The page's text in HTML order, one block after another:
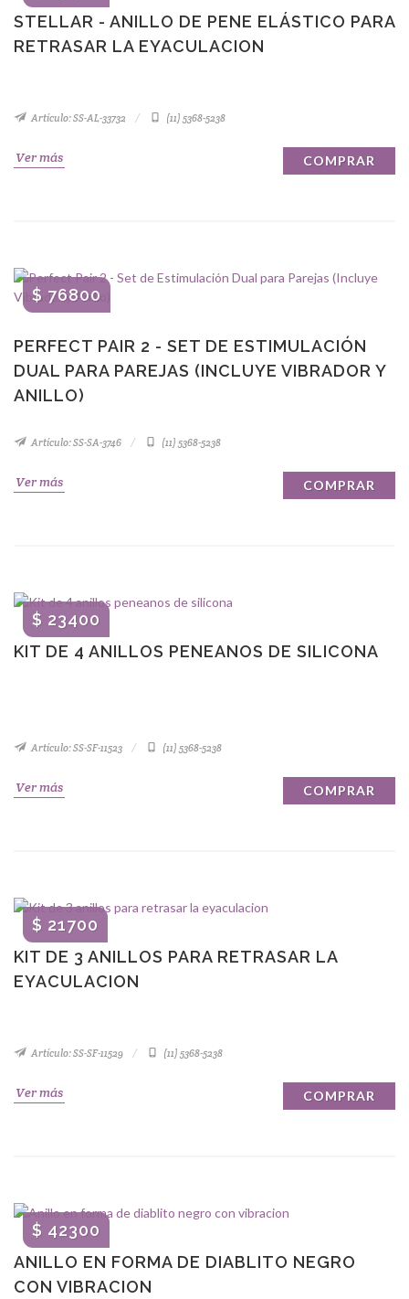
STELLAR - ANILLO DE PENE ELÁSTICO PARA
RETRASAR LA EYACULACION
Artículo: SS-AL-33732 (11) 5368-5238
Ver más COMPRAR
PERFECT PAIR 2 - SET DE ESTIMULACIÓN
DUAL PARA PAREJAS (INCLUYE VIBRADOR Y
ANILLO)
$ 76800
Artículo: SS-SA-3746 (11) 5368-5238
Ver más COMPRAR
KIT DE 4 ANILLOS PENEANOS DE SILICONA
$ 23400
Artículo: SS-SF-11523 (11) 5368-5238
Ver más COMPRAR
KIT DE 3 ANILLOS PARA RETRASAR LA
EYACULACION
$ 21700
Artículo: SS-SF-11529 (11) 5368-5238
Ver más COMPRAR
ANILLO EN FORMA DE DIABLITO NEGRO
CON VIBRACION
$ 42300